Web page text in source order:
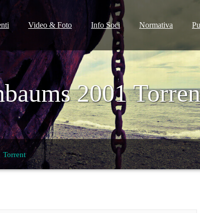
Video & Foto Info Soci Normativa
2001
Torrent